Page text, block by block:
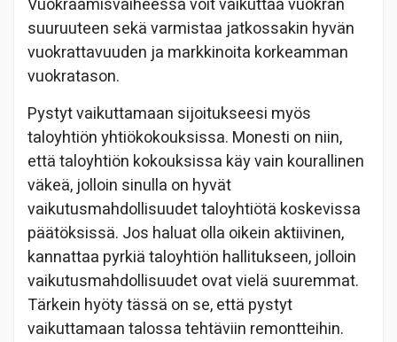
Vuokraamisvaiheessa voit vaikuttaa vuokran
suuruuteen sekä varmistaa jatkossakin hyvän
vuokrattavuuden ja markkinoita korkeamman
vuokratason.
Pystyt vaikuttamaan sijoitukseesi myös
taloyhtiön yhtiökokouksissa. Monesti on niin,
että taloyhtiön kokouksissa käy vain kourallinen
väkeä, jolloin sinulla on hyvät
vaikutusmahdollisuudet taloyhtiötä koskevissa
päätöksissä. Jos haluat olla oikein aktiivinen,
kannattaa pyrkiä taloyhtiön hallitukseen, jolloin
vaikutusmahdollisuudet ovat vielä suuremmat.
Tärkein hyöty tässä on se, että pystyt
vaikuttamaan talossa tehtäviin remontteihin.